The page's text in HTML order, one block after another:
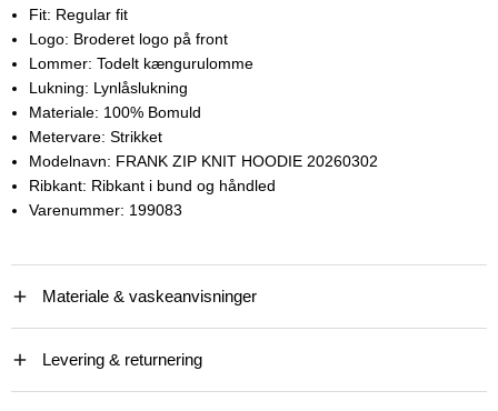
Fit: Regular fit
Logo: Broderet logo på front
Lommer: Todelt kængurulomme
Lukning: Lynlåslukning
Materiale: 100% Bomuld
Metervare: Strikket
Modelnavn: FRANK ZIP KNIT HOODIE 20260302
Ribkant: Ribkant i bund og håndled
Varenummer: 199083
Materiale & vaskeanvisninger
Levering & returnering